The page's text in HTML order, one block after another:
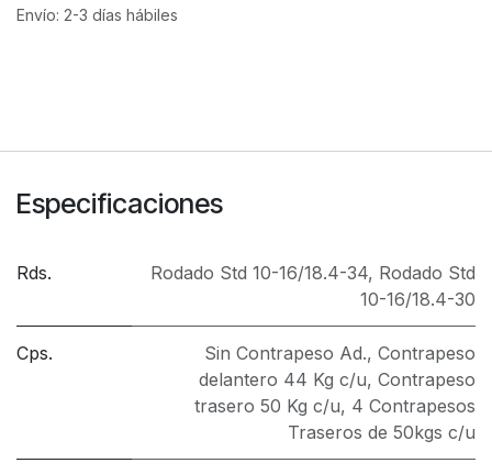
Envío: 2-3 días hábiles
Especificaciones
Rds. Rodado Std 10-16/18.4-34, Rodado Std
10-16/18.4-30
Cps. Sin Contrapeso Ad., Contrapeso
delantero 44 Kg c/u, Contrapeso
trasero 50 Kg c/u, 4 Contrapesos
Traseros de 50kgs c/u